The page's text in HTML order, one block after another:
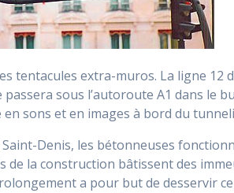
tentacules extra-muros. La ligne 12
sous l’autoroute A1 dans le
en sons et en images à bord du
Denis, les bétonneuses
de la construction bâtissent des
a pour but de desservir